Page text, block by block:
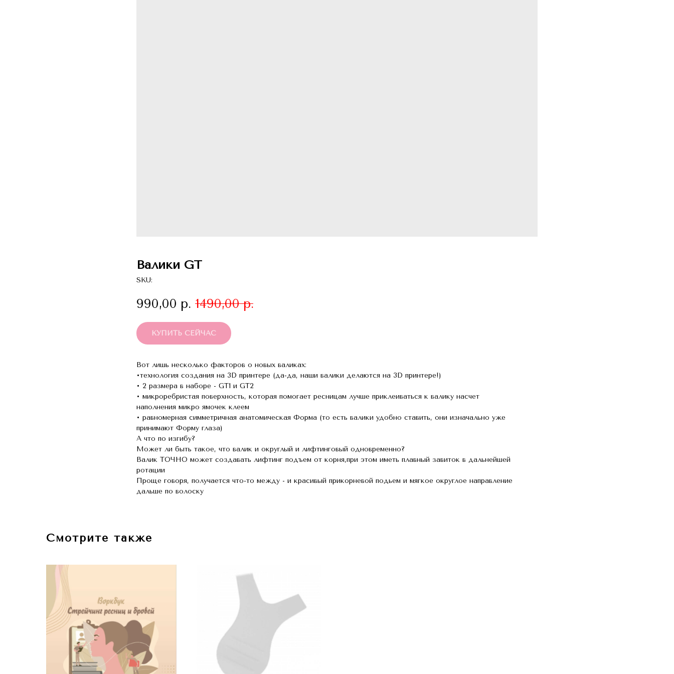
Валики GT
SKU:
990,00 р. 1490,00 р.
КУПИТЬ СЕЙЧАС
Вот лишь несколько факторов о новых валиках:
•технология создания на 3D принтере (да-да, наши валики делаются на 3D принтере!)
• 2 размера в наборе - GT1 и GT2
• микроребристая поверхность, которая помогает ресницам лучше приклеиваться к валику насчет
наполнения микро ямочек клеем
• равномерная симметричная анатомическая Форма (то есть валики удобно ставить, они изначально уже
принимают Форму глаза)
А что по изгибу?
Может ли быть такое, что валик и округлый и лифтинговый одновременно?
Валик ТОЧНО может создавать лифтинг подъем от корня,при этом иметь плавный завиток в дальнейшей
ротации
Проще говоря, получается что-то между - и красивый прикорневой подьем и мягкое округлое направление
дальше по волоску
Смотрите также